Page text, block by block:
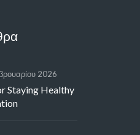
2026
Staying Healthy